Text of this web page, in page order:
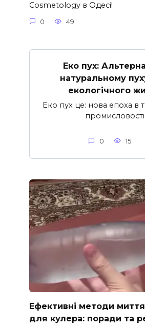
Cosmetology в Одесі!
0 49
Еко пух:
натуральному
екологічного
Еко пух це: нова епоха в
промисловості
0 15
Ефективні методи
для кулера: поради та